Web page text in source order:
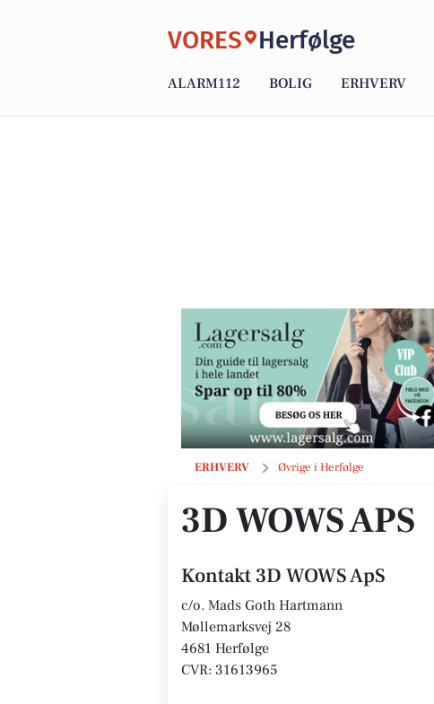
VORES Herfølge
ALARM112 BOLIG ERHVERV
ERHVERV Øvrige i Herfølge
3D WOWS ApS
3D WOWS APS
Kontakt 3D WOWS ApS
c/o. Mads Goth Hartmann
Møllemarksvej 28
4681 Herfølge
CVR: 31613965